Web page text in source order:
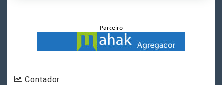
Parceiro
Contador